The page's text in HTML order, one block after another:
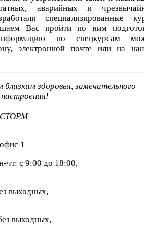
аварийных и
специализированные
Вас пройти по ним
по спецкурсам
электронной почте или на
здоровья, замечательного
СТОРМ
1
чт: с 9:00 до 18:00,
выходных,
выходных,